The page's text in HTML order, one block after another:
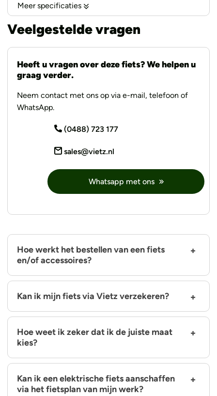
Afstelbaar
Meer specificaties
Veelgestelde vragen
Heeft u vragen over deze fiets? We helpen u
graag verder.
Neem contact met ons op via e-mail, telefoon of
WhatsApp.
(0488) 723 177
sales@vietz.nl
Whatsapp met ons
Hoe werkt het bestellen van een fiets
en/of accessoires?
Kan ik mijn fiets via Vietz verzekeren?
Hoe weet ik zeker dat ik de juiste maat
kies?
Kan ik een elektrische fiets aanschaffen
via het fietsplan van mijn werk?